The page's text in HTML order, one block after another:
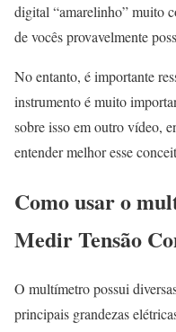
digital “amarelinho” muito
de vocês provavelmente
No entanto, é importante
instrumento é muito
sobre isso em outro vídeo,
entender melhor esse
Como usar o
Medir Tensão
O multímetro possui
principais grandezas